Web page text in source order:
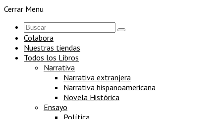
Cerrar Menu
Colabora
Nuestras tiendas
Todos los Libros
Narrativa
Narrativa extranjera
Narrativa hispanoamericana
Novela Histórica
Ensayo
Política